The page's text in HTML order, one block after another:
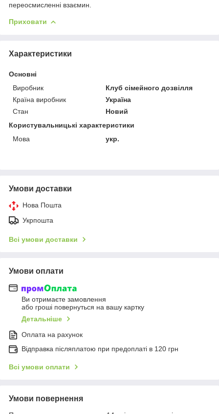
переосмисленні взаємин.
Приховати
Характеристики
Основні
Виробник
Клуб сімейного дозвілля
Країна виробник
Україна
Стан
Новий
Користувальницькі характеристики
Мова
укр.
Умови доставки
Нова Пошта
Укрпошта
Всі умови доставки
Умови оплати
Ви отримаєте замовлення
або гроші повернуться на вашу картку
Детальніше
Оплата на рахунок
Відправка післяплатою при предоплаті в 120 грн
Всі умови оплати
Умови повернення